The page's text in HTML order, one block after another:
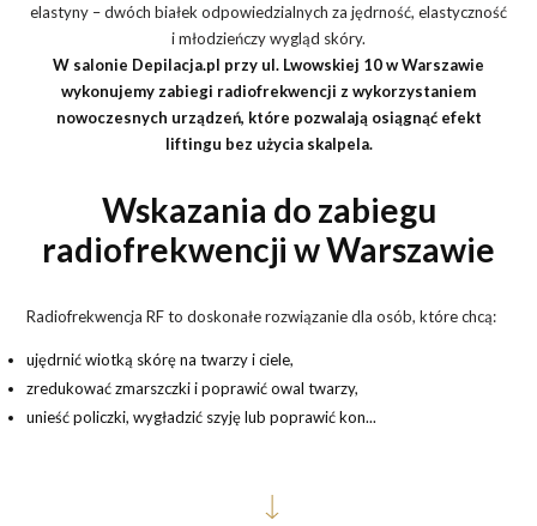
elastyny – dwóch białek odpowiedzialnych za jędrność, elastyczność
i młodzieńczy wygląd skóry.
W salonie Depilacja.pl przy ul. Lwowskiej 10 w Warszawie
wykonujemy zabiegi radiofrekwencji z wykorzystaniem
nowoczesnych urządzeń, które pozwalają osiągnąć efekt
liftingu bez użycia skalpela.
Wskazania do zabiegu
radiofrekwencji w Warszawie
Radiofrekwencja RF to doskonałe rozwiązanie dla osób, które chcą:
ujędrnić wiotką skórę na twarzy i ciele,
zredukować zmarszczki i poprawić owal twarzy,
unieść policzki, wygładzić szyję lub poprawić kon...